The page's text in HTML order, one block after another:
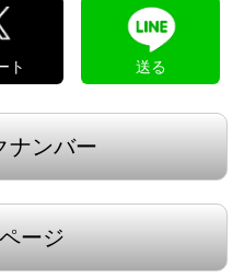
ト 送る
ナンバー
ージ